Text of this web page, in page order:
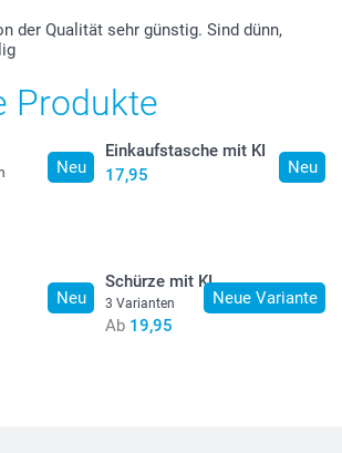
der Qualität sehr günstig. Sind dünn,
Produkte
Neu Neu
Einkaufstasche mit KI
17,95
Neu Neue Variante
Schürze mit KI
3 Varianten
Ab 19,95